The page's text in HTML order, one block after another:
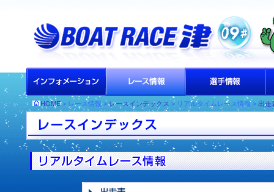
HOME> レース情報 >レースインデックス > リアルタイムレース情報 > 出走